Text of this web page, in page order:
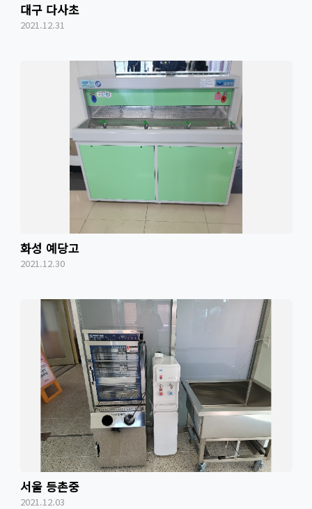
대구 다사초
2021.12.31
화성 예당고
2021.12.30
서울 등촌중
2021.12.03